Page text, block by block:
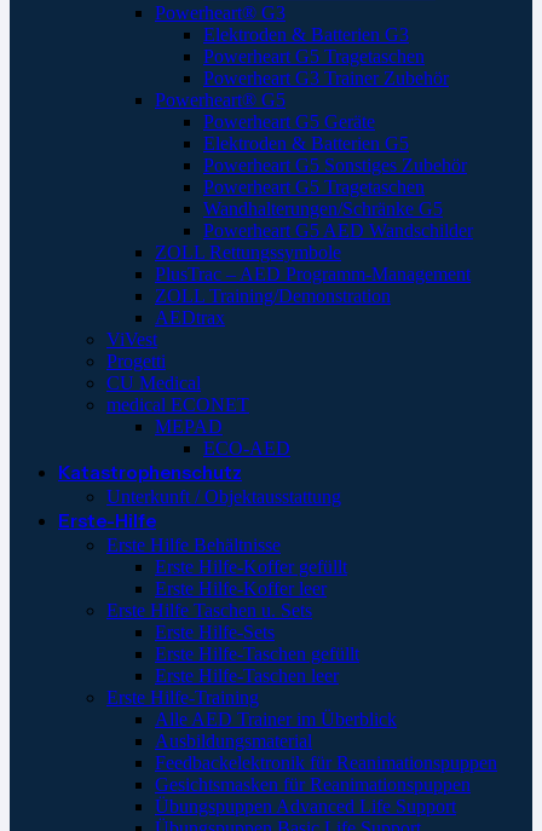
Powerheart® G3
Elektroden & Batterien G3
Powerheart G5 Tragetaschen
Powerheart G3 Trainer Zubehör
Powerheart® G5
Powerheart G5 Geräte
Elektroden & Batterien G5
Powerheart G5 Sonstiges Zubehör
Powerheart G5 Tragetaschen
Wandhalterungen/Schränke G5
Powerheart G5 AED Wandschilder
ZOLL Rettungssymbole
PlusTrac – AED Programm-Management
ZOLL Training/Demonstration
AEDtrax
ViVest
Progetti
CU Medical
medical ECONET
MEPAD
ECO-AED
Katastrophenschutz
Unterkunft / Objektausstattung
Erste-Hilfe
Erste Hilfe Behältnisse
Erste Hilfe-Koffer gefüllt
Erste Hilfe-Koffer leer
Erste Hilfe Taschen u. Sets
Erste Hilfe-Sets
Erste Hilfe-Taschen gefüllt
Erste Hilfe-Taschen leer
Erste Hilfe-Training
Alle AED Trainer im Überblick
Ausbildungsmaterial
Feedbackelektronik für Reanimationspuppen
Gesichtsmasken für Reanimationspuppen
Übungspuppen Advanced Life Support